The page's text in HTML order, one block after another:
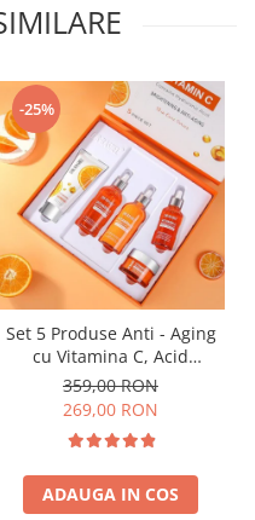
-25%
Set 5 Produse Anti - Aging
cu Vitamina C, Acid
Hialuronic si Niacinamide
pentru Luminozitate - Dr.
359,00 RON
269,00 RON
ADAUGA IN COS